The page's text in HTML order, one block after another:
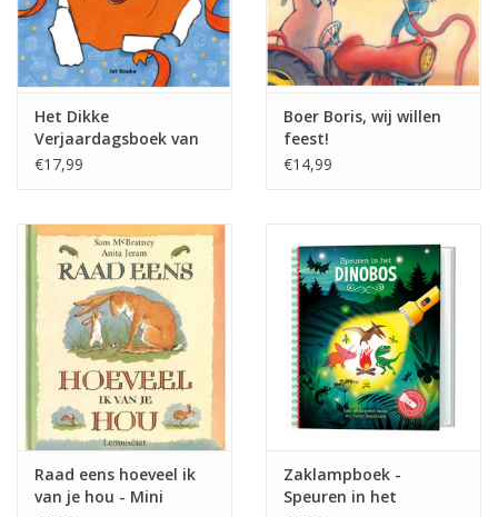
Kadobonnen
Geslaagd!
Merken
Het Dikke
Verjaardagsboek van
Dikkie Dik
€17,99
Boer Boris, wij willen
feest!
€14,99
Raad eens hoeveel ik
van je hou - Mini
Zaklampboek -
Speuren in het